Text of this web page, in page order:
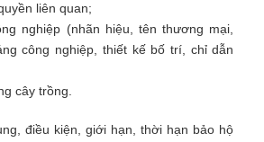
liên quan;
nghiệp (nhãn hiệu, tên thương mại,
công nghiệp, thiết kế bố trí, chỉ dẫn
cây trồng.
điều kiện, giới hạn, thời hạn bảo hộ